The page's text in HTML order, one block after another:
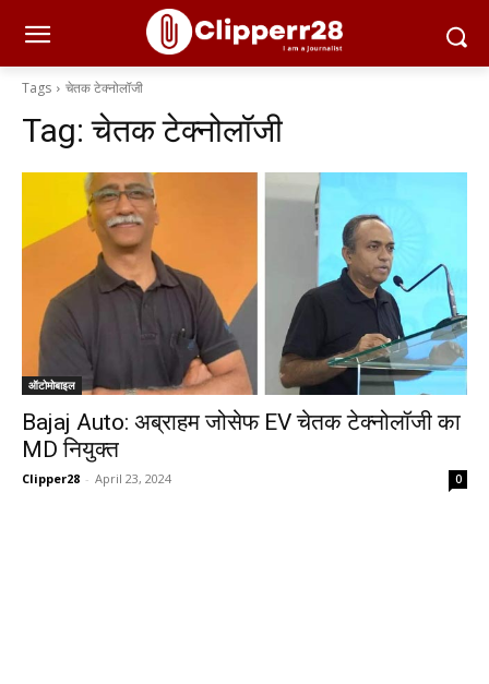
Tags चेतक टेक्नोलॉजी
Tag:चेतक टेक्नोलॉजी
ऑटोमोबाइल
Bajaj Auto: अब्राहम जोसेफ EV चेतक टेक्नोलॉजी का
MD नियुक्त
Clipper28 - April 23, 2024 0